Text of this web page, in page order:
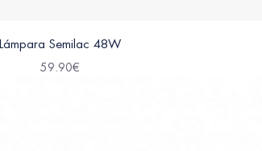
Lámpara Semilac 48W
59.90€